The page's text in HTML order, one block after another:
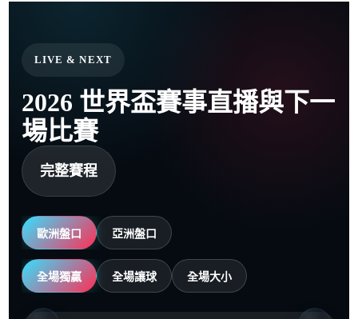
LIVE & NEXT
2026 世界盃賽事直播與下一
場比賽
完整賽程
歐洲盤口 亞洲盤口
全場獨贏 全場讓球 全場大小